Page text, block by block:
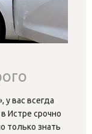
у вас всегда
Истре срочно
только знать